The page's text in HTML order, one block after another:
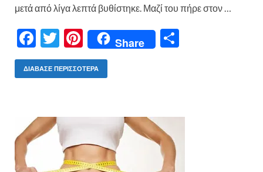
μετά από λίγα λεπτά βυθίστηκε. Μαζί του πήρε στον …
F
ac
e
o
o
T
w
itt
Pi
nt
er
Share
σ
ΔΙΆΒΑΣΕ ΠΕΡΙΣΣΌΤΕΡΑ